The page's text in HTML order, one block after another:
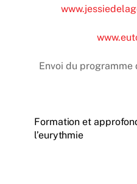
Envoi du
Formation et
l’eurythmie